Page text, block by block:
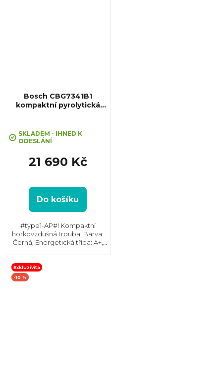
Bosch CBG7341B1
kompaktní pyrolytická
SKLADEM - IHNED K
ODESLÁNÍ
21 690 Kč
Do košíku
#type1-AP#! Kompaktní
horkovzdušná trouba, Barva:
Černá, Energetická třída: A+,
Max. příkon: 2900 W, Gril ,
Rozměry (VxŠxH):455x594x548...
Exkluzivita
-10 %